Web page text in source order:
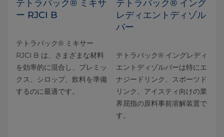
テトラパック® ミキサ
ー RJCI B
テトラパック® ミキサー
RJCI B は、さまざまな材料
を効率的に混合し、プレミッ
クス、シロップ、飲料を準備
するのに最適です。
テトラパック® イング
レディエントディゾル
バー
テトラパック® イングレディ
エントディゾルバーは特にエ
ナジードリンク、スポーツド
リンク、アイスティ向けの業
界屈指の原料事前溶解装置で
す。